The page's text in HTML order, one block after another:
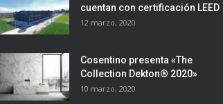
cuentan con certificación LEED
12 marzo, 2020
Cosentino presenta «The
Collection Dekton® 2020»
10 marzo, 2020